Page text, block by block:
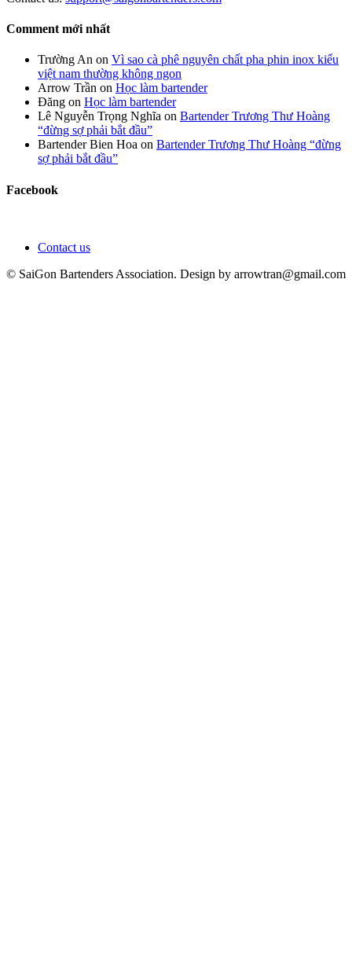
Comment mới nhất
Trường An on Vì sao cà phê nguyên chất pha phin inox kiểu
việt nam thường không ngon
Arrow Trần on Học làm bartender
Đăng on Học làm bartender
Lê Nguyễn Trọng Nghĩa on Bartender Trương Thư Hoàng
“đừng sợ phải bắt đầu”
Bartender Bien Hoa on Bartender Trương Thư Hoàng “đừng
sợ phải bắt đầu”
Facebook
Contact us
© SaiGon Bartenders Association. Design by arrowtran@gmail.com